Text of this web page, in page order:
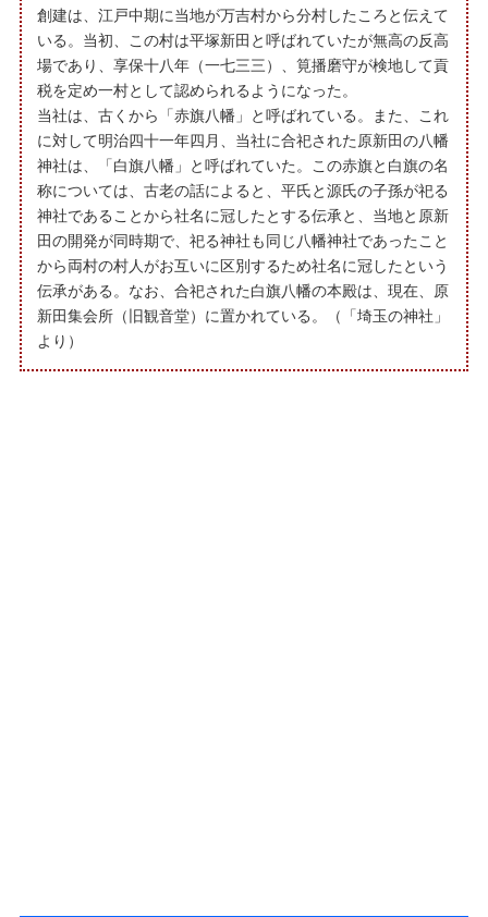
創建は、江戸中期に当地が万吉村から分村したころと伝えて
いる。当初、この村は平塚新田と呼ばれていたが無高の反高
場であり、享保十八年（一七三三）、筧播磨守が検地して貢
税を定め一村として認められるようになった。
当社は、古くから「赤旗八幡」と呼ばれている。また、これ
に対して明治四十一年四月、当社に合祀された原新田の八幡
神社は、「白旗八幡」と呼ばれていた。この赤旗と白旗の名
称については、古老の話によると、平氏と源氏の子孫が祀る
神社であることから社名に冠したとする伝承と、当地と原新
田の開発が同時期で、祀る神社も同じ八幡神社であったこと
から両村の村人がお互いに区別するため社名に冠したという
伝承がある。なお、合祀された白旗八幡の本殿は、現在、原
新田集会所（旧観音堂）に置かれている。（「埼玉の神社」
より）